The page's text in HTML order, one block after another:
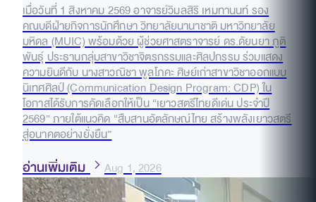
เมื่อวันที่ 1 สิงหาคม 2569 อาจารย์วิมลสิริ เหมทานนท์ รอง
คณบดีฝ่ายกิจการนักศึกษา วิทยาลัยนานาชาติ มหาวิทยาลัย
มหิดล (MUIC) พร้อมด้วย ผู้ช่วยศาสตราจารย์ ดร.ดัยนยา ภูติ
พันธุ์ ประธานกลุ่มสาขาวิชาจิตรกรรมและศิลปกรรม ร่วมแสดง
ความยินดีกับ นางสาวณิชา พูลโภคะ ศิษย์เก่าสาขาวิชาออกแบบ
นิเทศศิลป์ (Communication Design Program: CDP) ใน
โอกาสได้รับการคัดเลือกให้เป็น “เยาวสตรีไทยดีเด่น ประจำปี
2569” ภายใต้แนวคิด “สืบสานอัตลักษณ์ไทย สร้างพลังเยาวสตรี
สู่อนาคตอย่างยั่งยืน”
อ่านเพิ่มเติม Aug 1, 2026